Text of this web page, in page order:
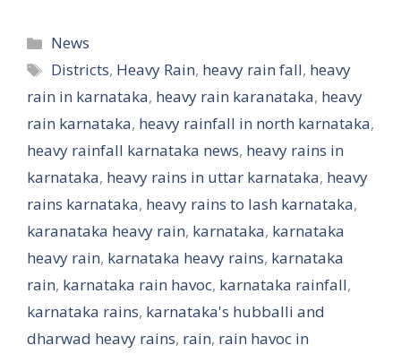
Categories
News
Tags
Districts, Heavy Rain, heavy rain fall, heavy
rain in karnataka, heavy rain karanataka, heavy
rain karnataka, heavy rainfall in north karnataka,
heavy rainfall karnataka news, heavy rains in
karnataka, heavy rains in uttar karnataka, heavy
rains karnataka, heavy rains to lash karnataka,
karanataka heavy rain, karnataka, karnataka
heavy rain, karnataka heavy rains, karnataka
rain, karnataka rain havoc, karnataka rainfall,
karnataka rains, karnataka's hubballi and
dharwad heavy rains, rain, rain havoc in